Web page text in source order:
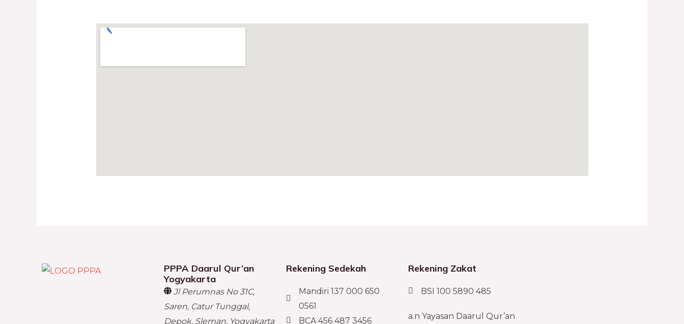
PPPA Daarul Qur’an
Yogyakarta
Jl Perumnas No 31C,
Saren, Catur Tunggal,
Depok, Sleman, Yogyakarta
Rekening Sedekah
Mandiri 137 000 650
0561
BCA 456 487 3456
Rekening Zakat
BSI 100 5890 485
a.n Yayasan Daarul Qur’an